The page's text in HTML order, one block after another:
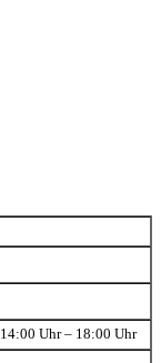
14:00 Uhr – 18:00 Uhr